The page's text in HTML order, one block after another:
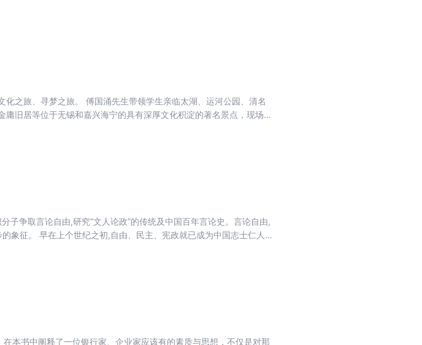
化之旅、寻梦之旅。 傅国涌先生带领学生亲临太湖、运河公园、清名
旧居等位于无锡和嘉兴海宁的具有深厚文化积淀的著名景点，现场感
子争取言论自由,研究“文人论政”的传统及中国百年言论史。言论自由,
象征。 早在上个世纪之初,自由、民主、宪政就已成为中国志士仁人不
本书中阐释了一位银行家、企业家应该有的素质与思想，不仅是对那